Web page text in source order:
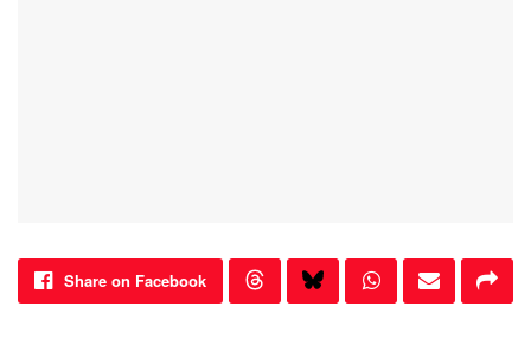
Share on Facebook